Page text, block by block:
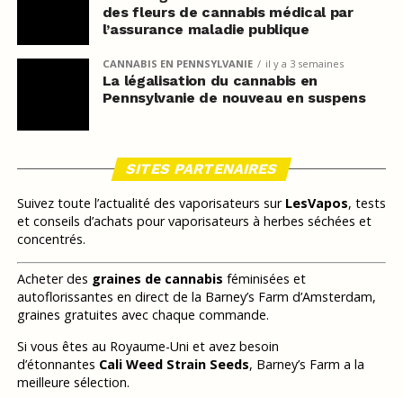
des fleurs de cannabis médical par
l’assurance maladie publique
CANNABIS EN PENNSYLVANIE il y a 3 semaines
La légalisation du cannabis en
Pennsylvanie de nouveau en suspens
SITES PARTENAIRES
Suivez toute l’actualité des vaporisateurs sur LesVapos, tests
et conseils d’achats pour vaporisateurs à herbes séchées et
concentrés.
Acheter des graines de cannabis féminisées et
autoflorissantes en direct de la Barney’s Farm d’Amsterdam,
graines gratuites avec chaque commande.
Si vous êtes au Royaume-Uni et avez besoin
d’étonnantes Cali Weed Strain Seeds, Barney’s Farm a la
meilleure sélection.